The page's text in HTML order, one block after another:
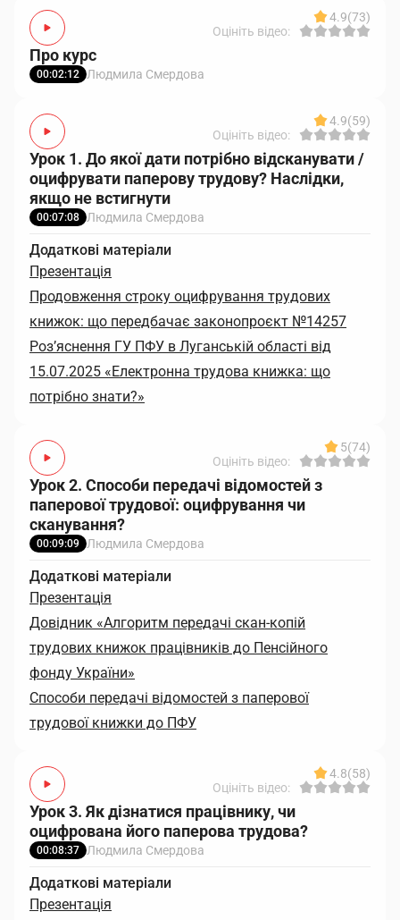
4.9(73)
Оцініть відео:
Про курс
00:02:12 Людмила Смердова
4.9(59)
Оцініть відео:
Урок 1. До якої дати потрібно відсканувати /
оцифрувати паперову трудову? Наслідки,
якщо не встигнути
00:07:08 Людмила Смердова
Додаткові матеріали
Презентація
Продовження строку оцифрування трудових
книжок: що передбачає законопроєкт №14257
Роз’яснення ГУ ПФУ в Луганській області від
15.07.2025 «Електронна трудова книжка: що
потрібно знати?»
5(74)
Оцініть відео:
Урок 2. Способи передачі відомостей з
паперової трудової: оцифрування чи
сканування?
00:09:09 Людмила Смердова
Додаткові матеріали
Презентація
Довідник «Алгоритм передачі скан-копій
трудових книжок працівників до Пенсійного
фонду України»
Способи передачі відомостей з паперової
трудової книжки до ПФУ
4.8(58)
Оцініть відео:
Урок 3. Як дізнатися працівнику, чи
оцифрована його паперова трудова?
00:08:37 Людмила Смердова
Додаткові матеріали
Презентація